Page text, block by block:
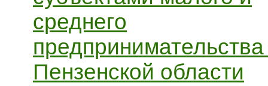
среднего
Пензенской области